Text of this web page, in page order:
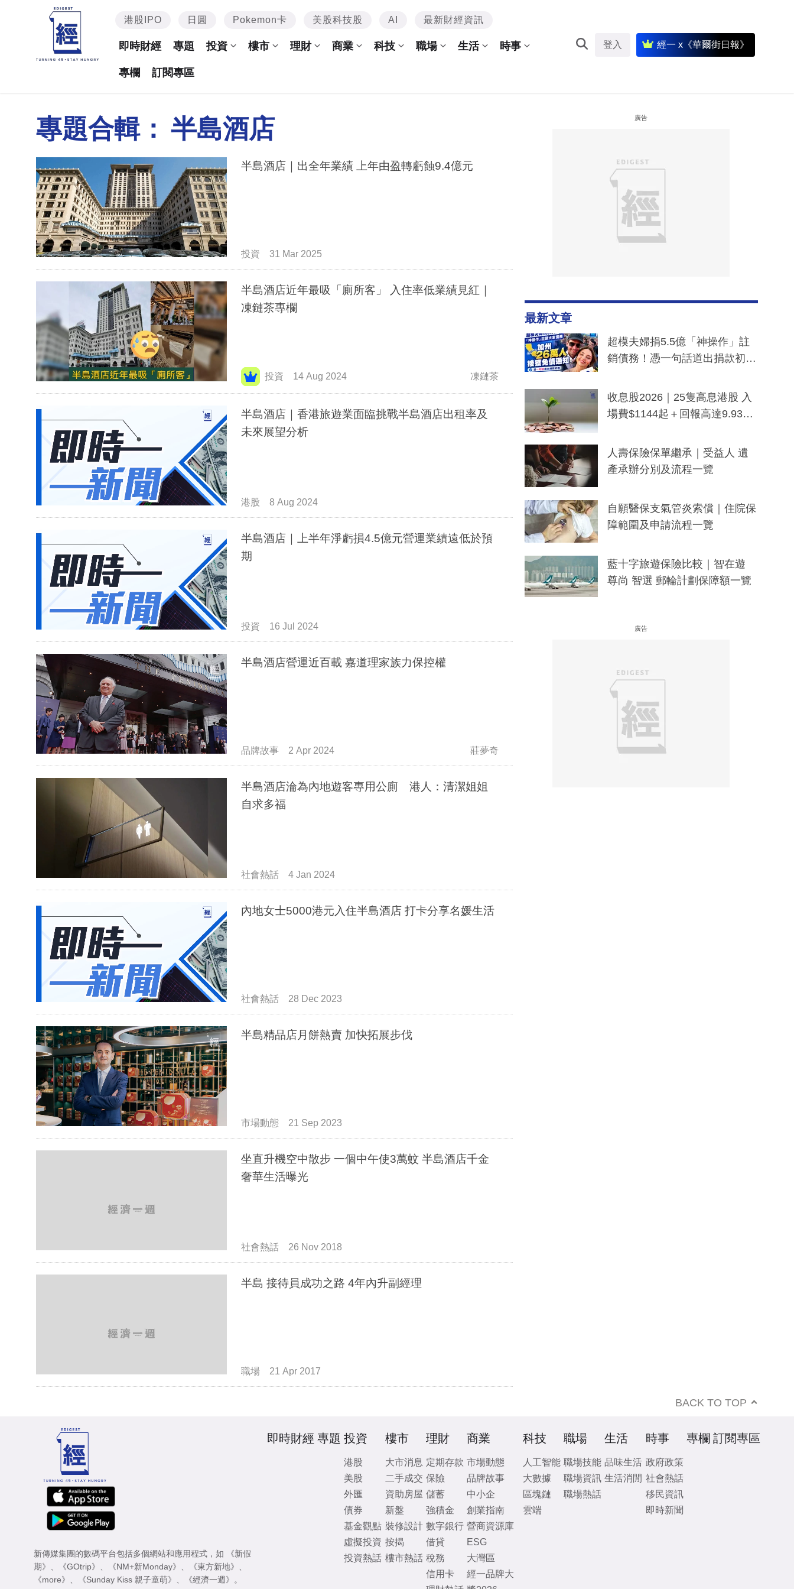
港股IPO 日圓 Pokemon卡 美股科技股 AI 最新財經資訊
即時財經 專題 投資 樓市 理財 商業 科技 職場 生活 時事
專欄 訂閱專區
登入 經一 x《華爾街日報》
專題合輯： 半島酒店
半島酒店｜出全年業績 上年由盈轉虧蝕9.4億元
投資 31 Mar 2025
半島酒店近年最吸「廁所客」 入住率低業績見紅｜
凍鏈茶專欄
投資 14 Aug 2024 凍鏈茶
半島酒店｜香港旅遊業面臨挑戰半島酒店出租率及
未來展望分析
港股 8 Aug 2024
半島酒店｜上半年淨虧損4.5億元營運業績遠低於預
期
投資 16 Jul 2024
半島酒店營運近百載 嘉道理家族力保控權
品牌故事 2 Apr 2024 莊夢奇
半島酒店淪為內地遊客專用公廁 港人：清潔姐姐
自求多福
社會熱話 4 Jan 2024
內地女士5000港元入住半島酒店 打卡分享名媛生活
社會熱話 28 Dec 2023
半島精品店月餅熱賣 加快拓展步伐
市場動態 21 Sep 2023
坐直升機空中散步 一個中午使3萬蚊 半島酒店千金
奢華生活曝光
社會熱話 26 Nov 2018
半島 接待員成功之路 4年內升副經理
職場 21 Apr 2017
廣告
最新文章
超模夫婦捐5.5億「神操作」註
銷債務！憑一句話道出捐款初
一度被誤當詐騙手段
收息股2026｜25隻高息港股 入
場費$1144起＋回報高達9.93
人壽保險保單繼承｜受益人 遺
產承辦分別及流程一覽
自願醫保支氣管炎索償｜住院保
障範圍及申請流程一覽
藍十字旅遊保險比較｜智在遊
尊尚 智選 郵輪計劃保障額一覽
廣告
BACK TO TOP
新傳媒集團的數碼平台包括多個網站和應用程式，如
《新假
期》
《GOtrip》 《NM+新Monday》 《東方新地》
《more》
《Sunday Kiss 親子童萌》 《經濟一週》 。
即時財經 專題 投資
港股
美股
外匯
債券
基金觀點
虛擬投資
投資熱話
樓市
大市消息
二手成交
資助房屋
新盤
裝修設計
按揭
樓市熱話
理財
定期存款
保險
儲蓄
強積金
數字銀行
借貸
稅務
信用卡
商業
市場動態
品牌故事
中小企
創業指南
營商資源庫
ESG
大灣區
經一品牌大
科技
人工智能
大數據
區塊鏈
雲端
職場
職場技能
職場資訊
職場熱話
生活
品味生活
生活消閒
時事
政府政策
社會熱話
移民資訊
即時新聞
專欄 訂閱專區